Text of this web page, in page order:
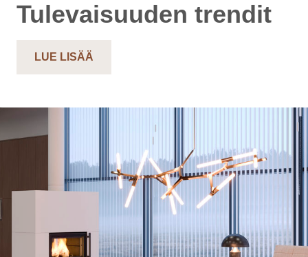
Tulevaisuuden trendit
LUE LISÄÄ